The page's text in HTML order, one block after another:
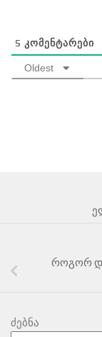
5 ᲙᲝᲛᲔᲜᲢᲐᲠᲔᲑᲘ
Oldest
როგორ
ძებნა